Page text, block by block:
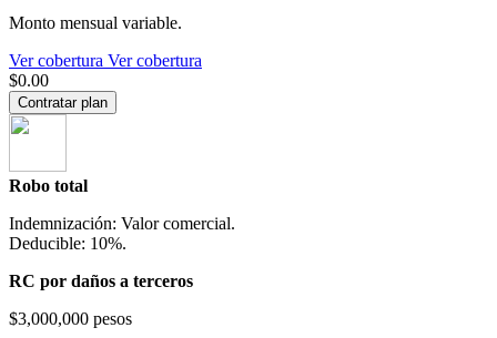
Monto mensual variable.
Ver cobertura Ver cobertura
$0.00
Contratar plan
Robo total
Indemnización: Valor comercial.
Deducible: 10%.
RC por daños a terceros
$3,000,000 pesos